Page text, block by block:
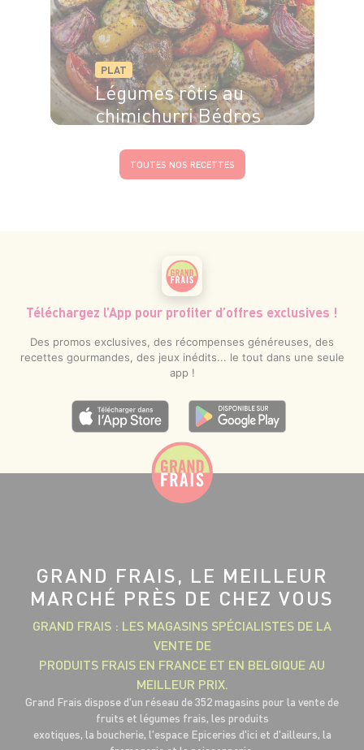
PLAT
Légumes rôtis au
chimichurri Bédros
TOUTES NOS RECETTES
Téléchargez l’App pour profiter d’offres exclusives !
Des promos exclusives, des récompenses généreuses, des
recettes gourmandes, des jeux inédits... le tout dans une seule
app !
GRAND FRAIS, LE MEILLEUR
MARCHÉ PRÈS DE CHEZ VOUS
GRAND FRAIS : LES MAGASINS SPÉCIALISTES DE LA
VENTE DE
PRODUITS FRAIS EN FRANCE ET EN BELGIQUE AU
MEILLEUR PRIX.
Grand Frais dispose d'un réseau de 352 magasins pour la vente de
fruits et légumes frais, les produits
exotiques, la boucherie, l'espace Epiceries d'ici et d'ailleurs, la